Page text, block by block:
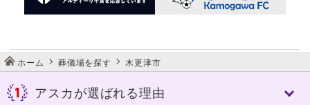
ホーム 葬儀場を探す 木更津市
アスカが選ばれる理由